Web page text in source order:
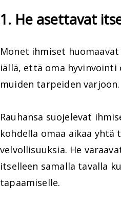
1. He asettavat
Monet ihmiset
iällä, että oma hyvinvointi
muiden tarpeiden varjoon.
Rauhansa suojelevat
kohdella omaa aikaa yhtä
velvollisuuksia. He
itselleen samalla tavalla
tapaamiselle.